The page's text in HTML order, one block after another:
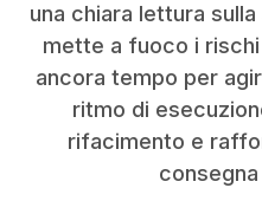
una chiara lettura
mette a fuoco i
ancora tempo per
ritmo di
rifacimento e